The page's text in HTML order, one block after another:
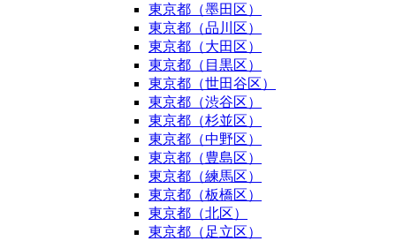
東京都（墨田区）
東京都（品川区）
東京都（大田区）
東京都（目黒区）
東京都（世田谷区）
東京都（渋谷区）
東京都（杉並区）
東京都（中野区）
東京都（豊島区）
東京都（練馬区）
東京都（板橋区）
東京都（北区）
東京都（足立区）